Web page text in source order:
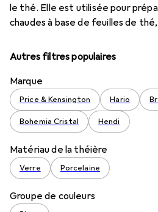
le thé. Elle est utilisée pour
chaudes à base de feuilles de
Autres filtres populaires
Marque
Price & Kensington Hario
Bohemia Cristal Hendi
Matériau de la théière
Verre Porcelaine
Groupe de couleurs